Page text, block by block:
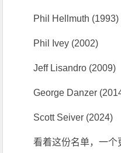
Phil Hellmuth (1993)
Phil Ivey (2002)
Jeff Lisandro (2009)
George Danzer
Scott Seiver (2024)
看着这份名单，一